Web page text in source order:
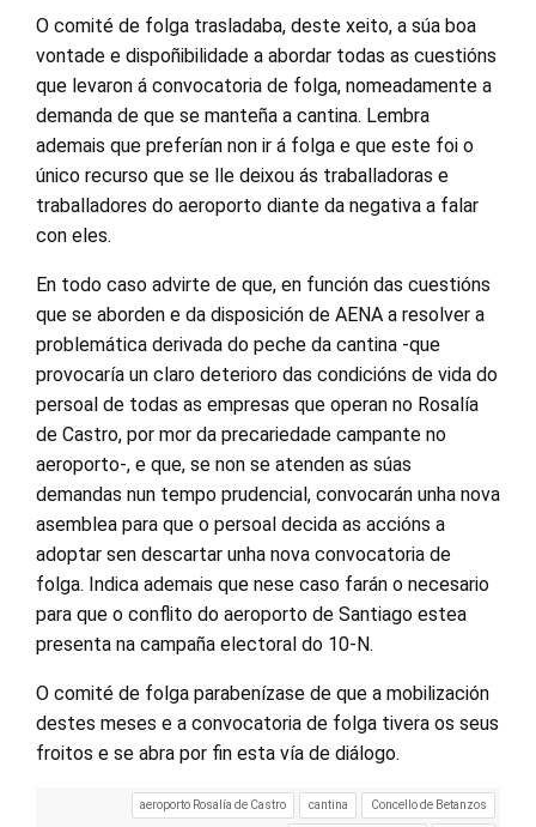
O comité de folga trasladaba, deste xeito, a súa boa
vontade e dispoñibilidade a abordar todas as cuestións
que levaron á convocatoria de folga, nomeadamente a
demanda de que se manteña a cantina. Lembra
ademais que preferían non ir á folga e que este foi o
único recurso que se lle deixou ás traballadoras e
traballadores do aeroporto diante da negativa a falar
con eles.
En todo caso advirte de que, en función das cuestións
que se aborden e da disposición de AENA a resolver a
problemática derivada do peche da cantina -que
provocaría un claro deterioro das condicións de vida do
persoal de todas as empresas que operan no Rosalía
de Castro, por mor da precariedade campante no
aeroporto-, e que, se non se atenden as súas
demandas nun tempo prudencial, convocarán unha nova
asemblea para que o persoal decida as accións a
adoptar sen descartar unha nova convocatoria de
folga. Indica ademais que nese caso farán o necesario
para que o conflito do aeroporto de Santiago estea
presenta na campaña electoral do 10-N.
O comité de folga parabenízase de que a mobilización
destes meses e a convocatoria de folga tivera os seus
froitos e se abra por fin esta vía de diálogo.
aeroporto Rosalía de Castro cantina Concello de Betanzos